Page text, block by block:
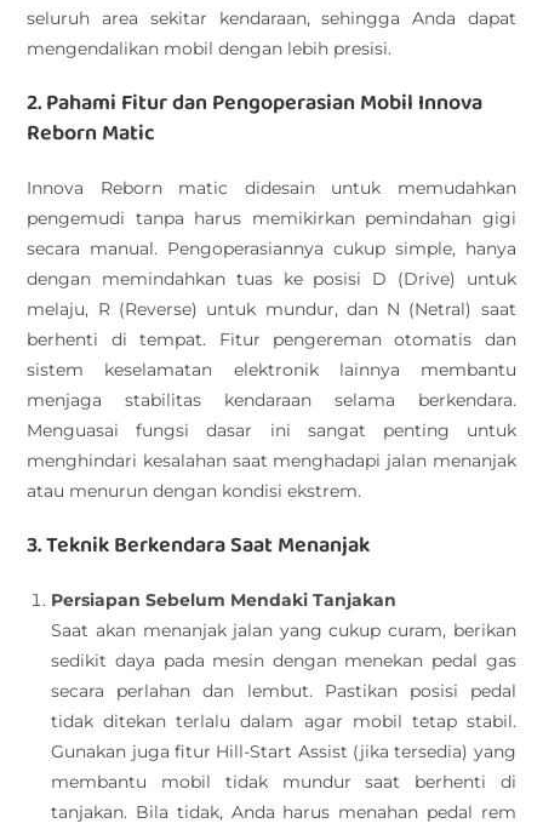
seluruh area sekitar kendaraan, sehingga Anda dapat
mengendalikan mobil dengan lebih presisi.
2. Pahami Fitur dan Pengoperasian Mobil Innova
Reborn Matic
Innova Reborn matic didesain untuk memudahkan
pengemudi tanpa harus memikirkan pemindahan gigi
secara manual. Pengoperasiannya cukup simple, hanya
dengan memindahkan tuas ke posisi D (Drive) untuk
melaju, R (Reverse) untuk mundur, dan N (Netral) saat
berhenti di tempat. Fitur pengereman otomatis dan
sistem keselamatan elektronik lainnya membantu
menjaga stabilitas kendaraan selama berkendara.
Menguasai fungsi dasar ini sangat penting untuk
menghindari kesalahan saat menghadapi jalan menanjak
atau menurun dengan kondisi ekstrem.
3. Teknik Berkendara Saat Menanjak
Persiapan Sebelum Mendaki Tanjakan
Saat akan menanjak jalan yang cukup curam, berikan
sedikit daya pada mesin dengan menekan pedal gas
secara perlahan dan lembut. Pastikan posisi pedal
tidak ditekan terlalu dalam agar mobil tetap stabil.
Gunakan juga fitur Hill-Start Assist (jika tersedia) yang
membantu mobil tidak mundur saat berhenti di
tanjakan. Bila tidak, Anda harus menahan pedal rem